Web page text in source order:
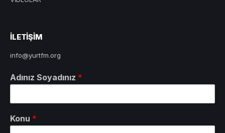
ILETIŞIM
info@yurtfm.org
Adınız Soyadınız *
Konu *